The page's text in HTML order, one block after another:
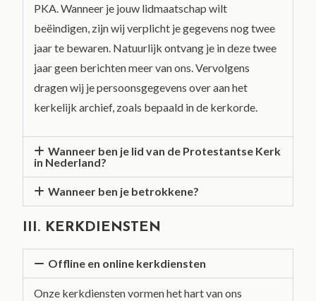
PKA. Wanneer je jouw lidmaatschap wilt
beëindigen, zijn wij verplicht je gegevens nog twee
jaar te bewaren. Natuurlijk ontvang je in deze twee
jaar geen berichten meer van ons. Vervolgens
dragen wij je persoonsgegevens over aan het
kerkelijk archief, zoals bepaald in de kerkorde.
Wanneer ben je lid van de Protestantse Kerk
in Nederland?
Wanneer ben je betrokkene?
III. KERKDIENSTEN
Offline en online kerkdiensten
Onze kerkdiensten vormen het hart van ons